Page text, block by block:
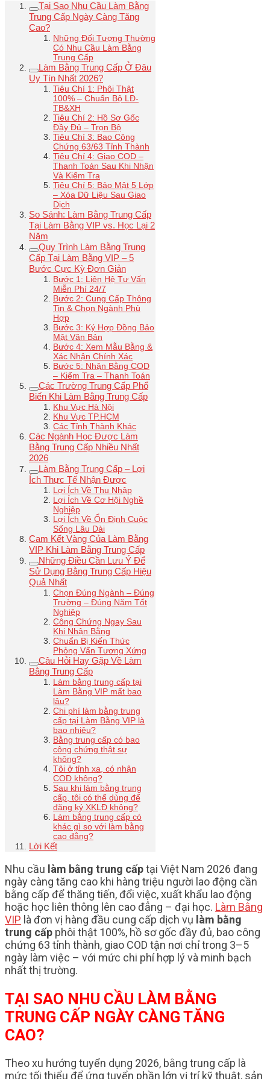
Tại Sao Nhu Cầu Làm Bằng
Trung Cấp Ngày Càng Tăng
Cao?
Những Đối Tượng Thường
Có Nhu Cầu Làm Bằng
Trung Cấp
Làm Bằng Trung Cấp Ở Đâu
Uy Tín Nhất 2026?
Tiêu Chí 1: Phôi Thật
100% – Chuẩn Bộ LĐ-
TB&XH
Tiêu Chí 2: Hồ Sơ Gốc
Đầy Đủ – Trọn Bộ
Tiêu Chí 3: Bao Công
Chứng 63/63 Tỉnh Thành
Tiêu Chí 4: Giao COD –
Thanh Toán Sau Khi Nhận
Và Kiểm Tra
Tiêu Chí 5: Bảo Mật 5 Lớp
– Xóa Dữ Liệu Sau Giao
Dịch
So Sánh: Làm Bằng Trung Cấp
Tại Làm Bằng VIP vs. Học Lại 2
Năm
Quy Trình Làm Bằng Trung
Cấp Tại Làm Bằng VIP – 5
Bước Cực Kỳ Đơn Giản
Bước 1: Liên Hệ Tư Vấn
Miễn Phí 24/7
Bước 2: Cung Cấp Thông
Tin & Chọn Ngành Phù
Hợp
Bước 3: Ký Hợp Đồng Bảo
Mật Văn Bản
Bước 4: Xem Mẫu Bằng &
Xác Nhận Chính Xác
Bước 5: Nhận Bằng COD
– Kiểm Tra – Thanh Toán
Các Trường Trung Cấp Phổ
Biến Khi Làm Bằng Trung Cấp
Khu Vực Hà Nội
Khu Vực TP.HCM
Các Tỉnh Thành Khác
Các Ngành Học Được Làm
Bằng Trung Cấp Nhiều Nhất
2026
Làm Bằng Trung Cấp – Lợi
Ích Thực Tế Nhận Được
Lợi Ích Về Thu Nhập
Lợi Ích Về Cơ Hội Nghề
Nghiệp
Lợi Ích Về Ổn Định Cuộc
Sống Lâu Dài
Cam Kết Vàng Của Làm Bằng
VIP Khi Làm Bằng Trung Cấp
Những Điều Cần Lưu Ý Để
Sử Dụng Bằng Trung Cấp Hiệu
Quả Nhất
Chọn Đúng Ngành – Đúng
Trường – Đúng Năm Tốt
Nghiệp
Công Chứng Ngay Sau
Khi Nhận Bằng
Chuẩn Bị Kiến Thức
Phỏng Vấn Tương Xứng
Câu Hỏi Hay Gặp Về Làm
Bằng Trung Cấp
Làm bằng trung cấp tại
Làm Bằng VIP mất bao
lâu?
Chi phí làm bằng trung
cấp tại Làm Bằng VIP là
bao nhiêu?
Bằng trung cấp có bao
công chứng thật sự
không?
Tôi ở tỉnh xa, có nhận
COD không?
Sau khi làm bằng trung
cấp, tôi có thể dùng để
đăng ký XKLĐ không?
Làm bằng trung cấp có
khác gì so với làm bằng
cao đẳng?
Lời Kết
Nhu cầu làm bằng trung cấptại Việt Nam 2026 đang
ngày càng tăng cao khi hàng triệu người lao động cần
bằng cấp để thăng tiến, đổi việc, xuất khẩu lao động
hoặc học liên thông lên cao đẳng – đại học. Làm Bằng
VIP là đơn vị hàng đầu cung cấp dịch vụ làm bằng
trung cấp phôi thật 100%, hồ sơ gốc đầy đủ, bao công
chứng 63 tỉnh thành, giao COD tận nơi chỉ trong 3–5
ngày làm việc – với mức chi phí hợp lý và minh bạch
nhất thị trường.
TẠI SAO NHU CẦU LÀM BẰNG
TRUNG CẤP NGÀY CÀNG TĂNG
CAO?
Theo xu hướng tuyển dụng 2026, bằng trung cấp là
mức tối thiểu để ứng tuyển phần lớn vị trí kỹ thuật, sản